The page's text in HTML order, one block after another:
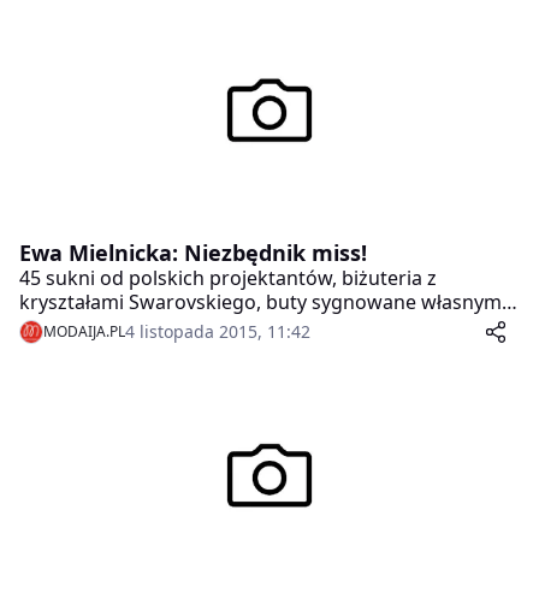
Ewa Mielnicka: Niezbędnik miss!
45 sukni od polskich projektantów, biżuteria z
kryształami Swarovskiego, buty sygnowane własnym
nazwiskiem oraz wiele, wiele ekskluzywnych dodatków
do stylizacji powalających na kolana… Tak wygląda
bliska dodatkom, z którymi Ewa zachwyca na
MODAIJA.PL4 listopada 2015, 11:42